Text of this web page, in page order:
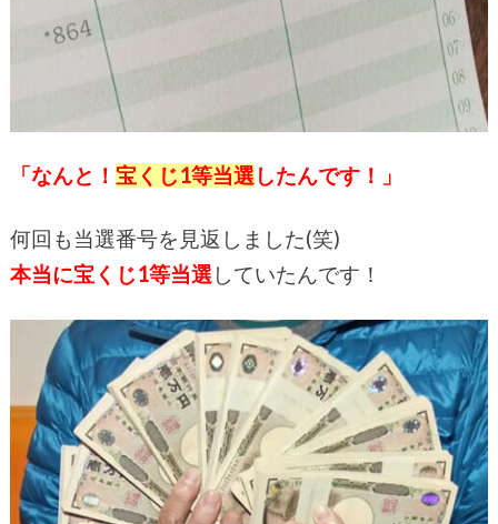
「なんと！ 宝くじ1等当選 したんです！」
何回も当選番号を見返しました(笑)
本当に宝くじ1等当選 していたんです！